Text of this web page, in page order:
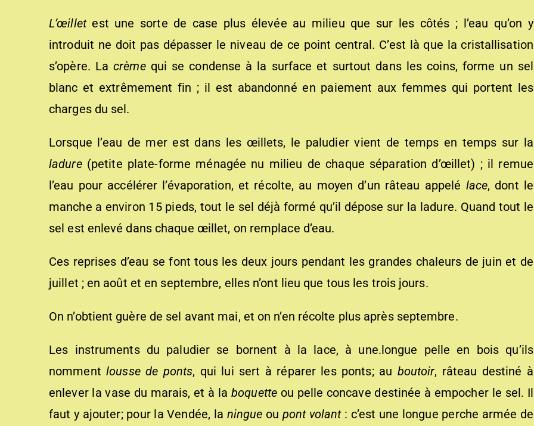
L’œilletest une sorte de case plus élevée au milieu que sur les côtés ; l’eau qu’on y
introduit ne doit pas dépasser le niveau de ce point central. C’est là que la cristallisation
s’opère. Lacrèmequi se condense à la surface et surtout dans les coins, forme un sel
blanc et extrêmement fin ; il est abandonné en paiement aux femmes qui portent les
charges du sel.
Lorsque l’eau de mer est dans les œillets, le paludier vient de temps en temps sur la
ladure(petite plate-forme ménagée nu milieu de chaque séparation d’œillet) ; il remue
l’eau pour accélérer l’évaporation, et récolte, au moyen d’un râteau appelé lace, dont le
manche a environ 15 pieds, tout le sel déjà formé qu’il dépose sur la ladure. Quand tout le
sel est enlevé dans chaque œillet, on remplace d’eau.
Ces reprises d’eau se font tous les deux jours pendant les grandes chaleurs de juin et de
juillet ; en août et en septembre, elles n’ont lieu que tous les trois jours.
On n’obtient guère de sel avant mai, et on n’en récolte plus après septembre.
Les instruments du paludier se bornent à la lace, à une.longue pelle en bois qu’ils
nommentlousse de ponts, qui lui sert à réparer les ponts; au boutoir, râteau destiné à
enlever la vase du marais, et à laboquetteou pelle concave destinée à empocher le sel. Il
faut y ajouter; pour la Vendée, la ningue ou pont volant: c’est une longue perche armée de